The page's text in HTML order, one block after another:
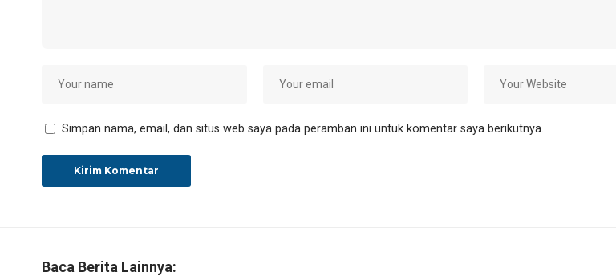
Simpan nama, email, dan situs web saya pada peramban ini untuk komentar saya berikutnya.
Baca Berita Lainnya: